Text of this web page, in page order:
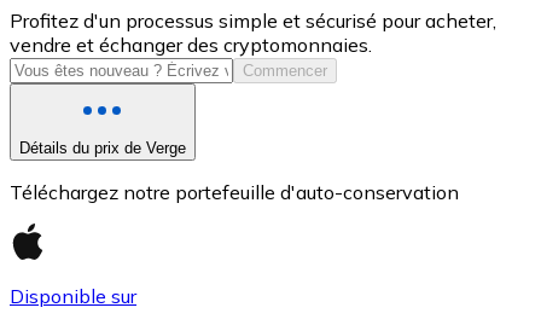
USD Coin
USDC
Profitez d'un processus simple et sécurisé pour acheter,
vendre et échanger des cryptomonnaies.
Commencer
Détails du prix de Verge
Téléchargez notre portefeuille d'auto-conservation
Disponible sur